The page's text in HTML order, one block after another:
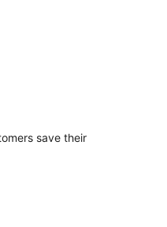
save their